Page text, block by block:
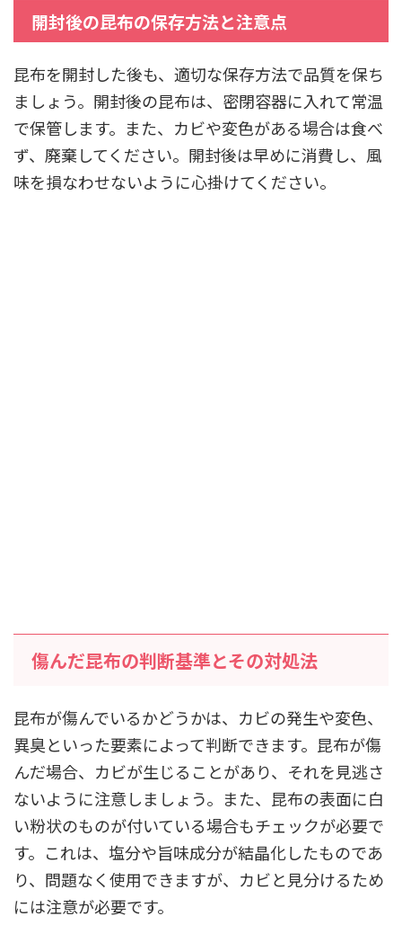
開封後の昆布の保存方法と注意点
昆布を開封した後も、適切な保存方法で品質を保ち
ましょう。開封後の昆布は、密閉容器に入れて常温
で保管します。また、カビや変色がある場合は食べ
ず、廃棄してください。開封後は早めに消費し、風
味を損なわせないように心掛けてください。
傷んだ昆布の判断基準とその対処法
昆布が傷んでいるかどうかは、カビの発生や変色、
異臭といった要素によって判断できます。昆布が傷
んだ場合、カビが生じることがあり、それを見逃さ
ないように注意しましょう。また、昆布の表面に白
い粉状のものが付いている場合もチェックが必要で
す。これは、塩分や旨味成分が結晶化したものであ
り、問題なく使用できますが、カビと見分けるため
には注意が必要です。